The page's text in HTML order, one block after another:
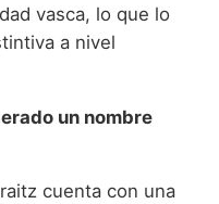
vasca, lo que lo
a nivel
un nombre
cuenta con una